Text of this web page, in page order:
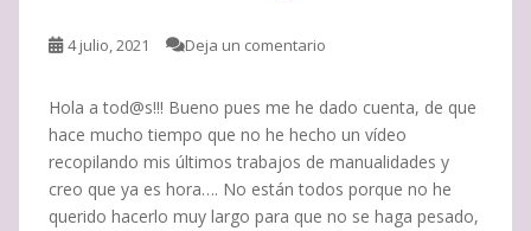
4 julio, 2021 Deja un comentario
Hola a tod@s!!! Bueno pues me he dado cuenta, de que
hace mucho tiempo que no he hecho un vídeo
recopilando mis últimos trabajos de manualidades y
creo que ya es hora…. No están todos porque no he
querido hacerlo muy largo para que no se haga pesado,